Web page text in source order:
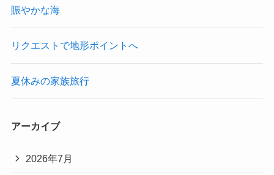
賑やかな海
リクエストで地形ポイントへ
夏休みの家族旅行
アーカイブ
2026年7月